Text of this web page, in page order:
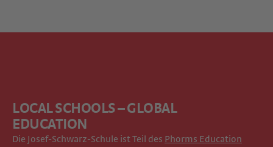
LOCAL SCHOOLS – GLOBAL
EDUCATION
Die Josef-Schwarz-Schule ist Teil des Phorms Education